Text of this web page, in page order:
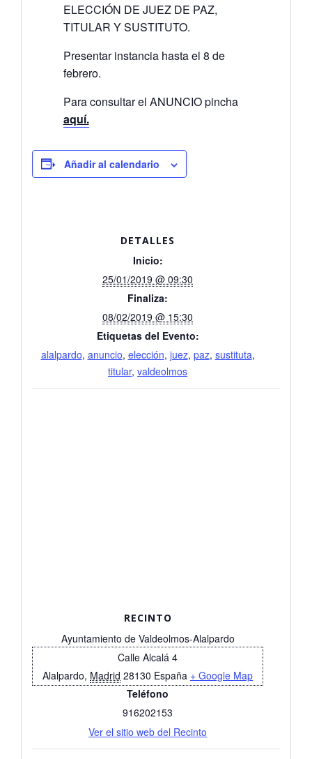
ELECCIÓN DE JUEZ DE PAZ,
TITULAR Y SUSTITUTO.
Presentar instancia hasta el 8 de
febrero.
Para consultar el ANUNCIO pincha
aquí.
Añadir al calendario
DETALLES
Inicio:
25/01/2019 @ 09:30
Finaliza:
08/02/2019 @ 15:30
Etiquetas del Evento:
alalpardo, anuncio, elección, juez, paz, sustituta,
titular, valdeolmos
RECINTO
Ayuntamiento de Valdeolmos-Alalpardo
Calle Alcalá 4
Alalpardo, Madrid 28130 España + Google Map
Teléfono
916202153
Ver el sitio web del Recinto